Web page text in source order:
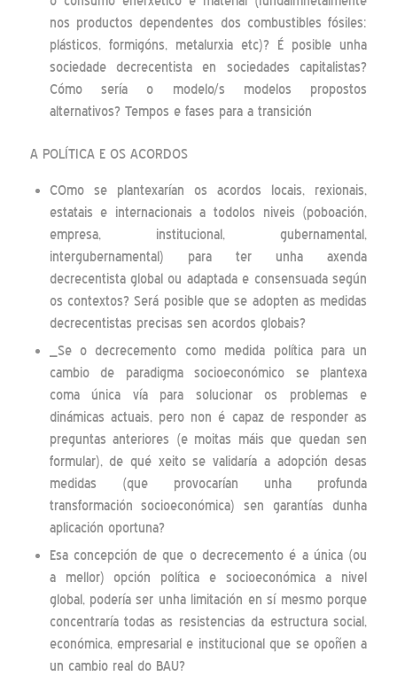
nos productos dependentes dos combustibles fósiles:
plásticos, formigóns, metalurxia etc)? É posible unha
sociedade decrecentista en sociedades capitalistas?
Cómo sería o modelo/s modelos propostos
alternativos? Tempos e fases para a transición
A POLÍTICA E OS ACORDOS
COmo se plantexarían os acordos locais, rexionais,
estatais e internacionais a todolos niveis (poboación,
empresa, institucional, gubernamental,
intergubernamental) para ter unha axenda
decrecentista global ou adaptada e consensuada según
os contextos? Será posible que se adopten as medidas
decrecentistas precisas sen acordos globais?
_Se o decrecemento como medida política para un
cambio de paradigma socioeconómico se plantexa
coma única vía para solucionar os problemas e
dinámicas actuais, pero non é capaz de responder as
preguntas anteriores (e moitas máis que quedan sen
formular), de qué xeito se validaría a adopción desas
medidas (que provocarían unha profunda
transformación socioeconómica) sen garantías dunha
aplicación oportuna?
Esa concepción de que o decrecemento é a única (ou
a mellor) opción política e socioeconómica a nivel
global, podería ser unha limitación en sí mesmo porque
concentraría todas as resistencias da estructura social,
económica, empresarial e institucional que se opoñen a
un cambio real do BAU?